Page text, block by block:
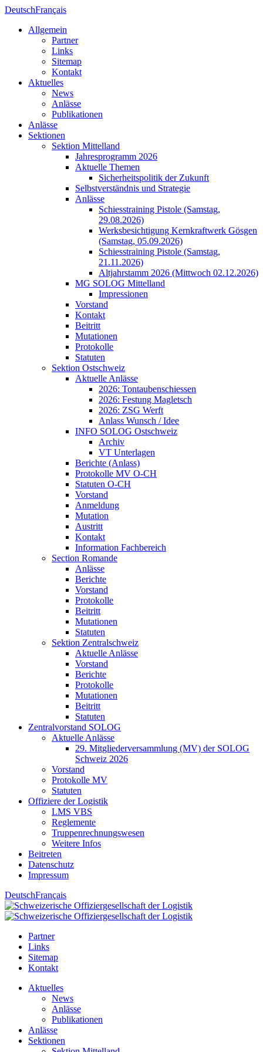
DeutschFrançais
Allgemein
Partner
Links
Sitemap
Kontakt
Aktuelles
News
Anlässe
Publikationen
Anlässe
Sektionen
Sektion Mittelland
Jahresprogramm 2026
Aktuelle Themen
Sicherheitspolitik der Zukunft
Selbstverständnis und Strategie
Anlässe
Schiesstraining Pistole (Samstag,
29.08.2026)
Werksbesichtigung Kernkraftwerk Gösgen
(Samstag, 05.09.2026)
Schiesstraining Pistole (Samstag,
21.11.2026)
Altjahrstamm 2026 (Mittwoch 02.12.2026)
MG SOLOG Mittelland
Impressionen
Vorstand
Kontakt
Beitritt
Mutationen
Protokolle
Statuten
Sektion Ostschweiz
Aktuelle Anlässe
2026: Tontaubenschiessen
2026: Festung Magletsch
2026: ZSG Werft
Anlass Wunsch / Idee
INFO SOLOG Ostschweiz
Archiv
VT Unterlagen
Berichte (Anlass)
Protokolle MV O-CH
Statuten O-CH
Vorstand
Anmeldung
Mutation
Austritt
Kontakt
Information Fachbereich
Section Romande
Anlässe
Berichte
Vorstand
Protokolle
Beitritt
Mutationen
Statuten
Sektion Zentralschweiz
Aktuelle Anlässe
Vorstand
Berichte
Protokolle
Mutationen
Beitritt
Statuten
Zentralvorstand SOLOG
Aktuelle Anlässe
29. Mitgliederversammlung (MV) der SOLOG
Schweiz 2026
Vorstand
Protokolle MV
Statuten
Offiziere der Logistik
LMS VBS
Reglemente
Truppenrechnungswesen
Weitere Infos
Beitreten
Datenschutz
Impressum
DeutschFrançais
Partner
Links
Sitemap
Kontakt
Aktuelles
News
Anlässe
Publikationen
Anlässe
Sektionen